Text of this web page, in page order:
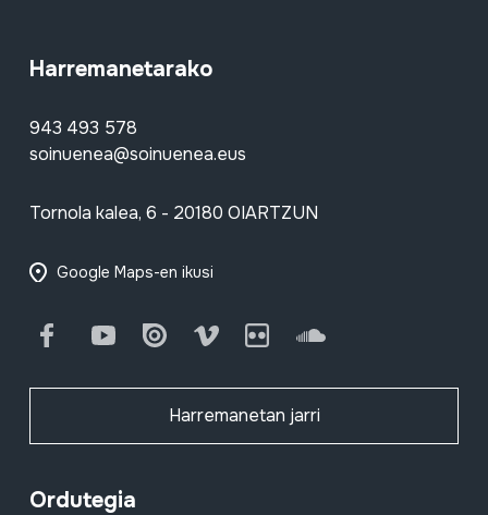
Harremanetarako
943 493 578
soinuenea@soinuenea.eus
Tornola kalea, 6 - 20180 OIARTZUN
Google Maps-en ikusi
FacebookYoutube Issuu Vimeo Flickr SoundCloud
Harremanetan jarri
Ordutegia